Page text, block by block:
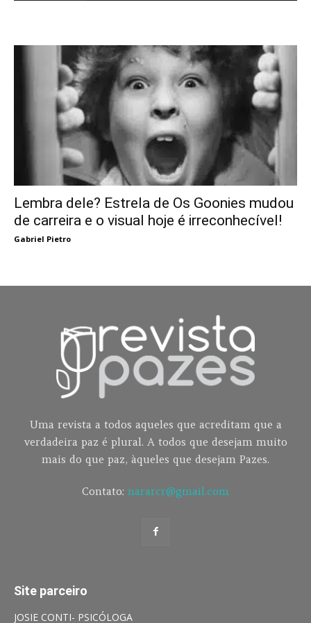
Lembra dele? Estrela de Os Goonies mudou
de carreira e o visual hoje é irreconhecível!
Gabriel Pietro
Uma revista a todos aqueles que acreditam que a
verdadeira paz é plural. A todos que desejam muito
mais do que paz, àqueles que desejam Pazes.
Contato: nararcr@gmail.com
Site parceiro
JOSIE CONTI- PSICÓLOGA